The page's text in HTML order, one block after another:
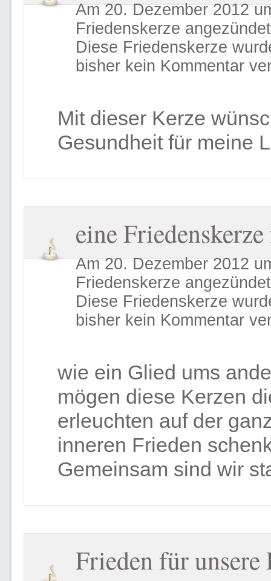
Am 20. Dezember 2012
Friedenskerze
Diese Friedenskerze
bisher kein Kommentar
Mit dieser Kerze
Gesundheit für meine
eine
Am 20. Dezember 2012
Friedenskerze
Diese Friedenskerze
bisher kein Kommentar
wie ein Glied ums
mögen diese Kerzen
erleuchten auf der
inneren Frieden
Gemeinsam sind wir
Frieden für unsere